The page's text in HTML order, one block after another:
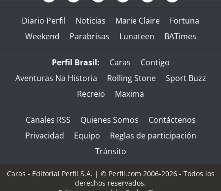
Diario Perfil Noticias Marie Claire
Fortuna
Weekend
Parabrisas Lunateen BATimes
Perfil Brasil: Caras
Contigo
Aventuras Na Historia
Rolling Stone
Sport Buzz
Recreio
Maxima
Canales RSS Quienes Somos
Contáctenos
Privacidad
Equipo
Reglas de participación
Tránsito
Caras - Editorial Perfil S.A. | © Perfil.com 2006-2026 - Todos los
derechos reservados.